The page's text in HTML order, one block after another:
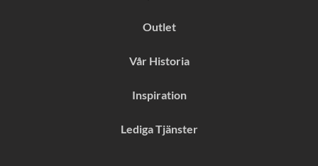
Outlet
Vår Historia
Inspiration
Lediga Tjänster